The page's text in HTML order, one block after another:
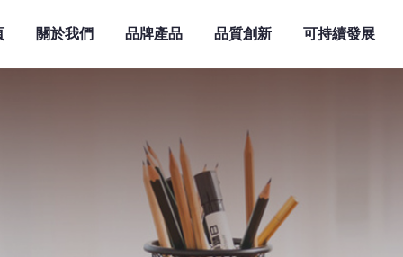
關於我們 品牌產品 品質創新 可持續發展